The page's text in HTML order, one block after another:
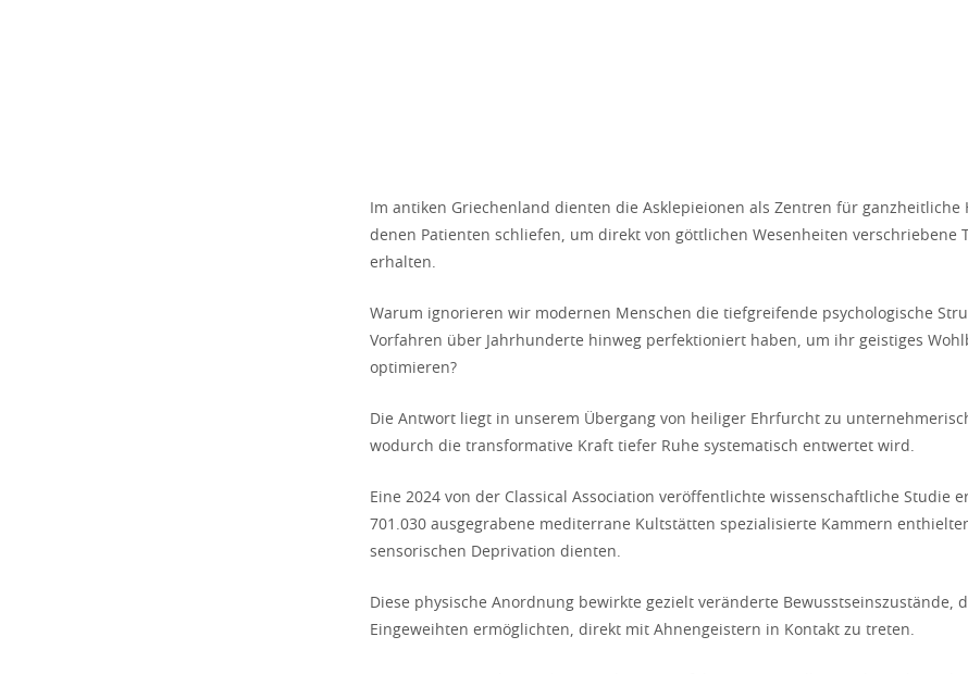
Im antiken Griechenland dienten die Asklepieionen als Zentren für ganzheitliche
denen Patienten schliefen, um direkt von göttlichen Wesenheiten verschriebene
erhalten.
Warum ignorieren wir modernen Menschen die tiefgreifende psychologische
Vorfahren über Jahrhunderte hinweg perfektioniert haben, um ihr geistiges
optimieren?
Die Antwort liegt in unserem Übergang von heiliger Ehrfurcht zu
wodurch die transformative Kraft tiefer Ruhe systematisch entwertet wird.
Eine 2024 von der Classical Association veröffentlichte wissenschaftliche Studie
701.030 ausgegrabene mediterrane Kultstätten spezialisierte Kammern
sensorischen Deprivation dienten.
Diese physische Anordnung bewirkte gezielt veränderte Bewusstseinszustände,
Eingeweihten ermöglichten, direkt mit Ahnengeistern in Kontakt zu treten.